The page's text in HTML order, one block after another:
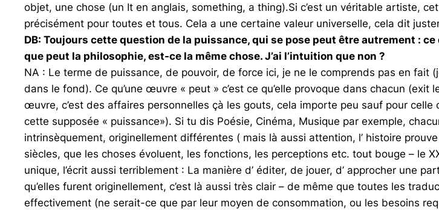
objet, une chose (un It en anglais, something, a thing).Si c’est un véritable artiste,
précisément pour toutes et tous. Cela a une certaine valeur universelle, cela dit
DB: Toujours cette question de la puissance, qui se pose peut être autrement :
que peut la philosophie, est-ce la même chose. J’ai l’intuition que non ?
NA : Le terme de puissance, de pouvoir, de force ici, je ne le comprends pas en
dans le fond). Ce qu’une œuvre « peut » c’est ce qu’elle provoque dans chacun
œuvre, c’est des affaires personnelles çà les gouts, cela importe peu sauf pour
cette supposée « puissance»). Si tu dis Poésie, Cinéma, Musique par exemple,
intrinsèquement, originellement différentes ( mais là aussi attention, l’ histoire
siècles, que les choses évoluent, les fonctions, les perceptions etc. tout bouge – le
unique, l’écrit aussi terriblement : La manière d’ éditer, de jouer, d’ approcher une
qu’elles furent originellement, c’est là aussi très clair – de même que toutes les
effectivement (ne serait-ce que par leur moyen de consommation, ou les besoins